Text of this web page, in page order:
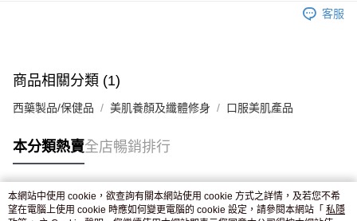
付款後門市自取，訂單確認後2-4個工作天到店，7天內取。逾期後
客服
商品相關分類 (1)
西藥製品/保健品 美肌養顏及纖體修身 口服美肌產品
本分類熱賣全店暢銷排行
熱門標籤
本網站中使用 cookie，欲查詢有關本網站使用 cookie 方式之詳情，及若您不希
望在電腦上使用 cookie 時應如何變更電腦的 cookie 設定，請參閱本網站「 私隱